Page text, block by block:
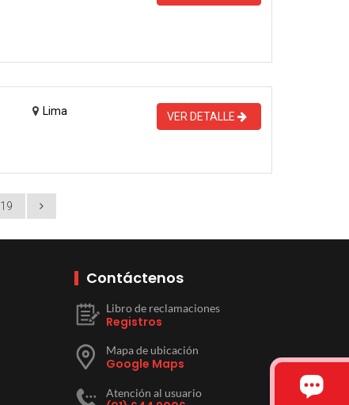
Lima VER DETALLE
19
Contáctenos
Libro de reclamaciones
Registros
Mapa de ubicación
Google Maps
Atención al usuario